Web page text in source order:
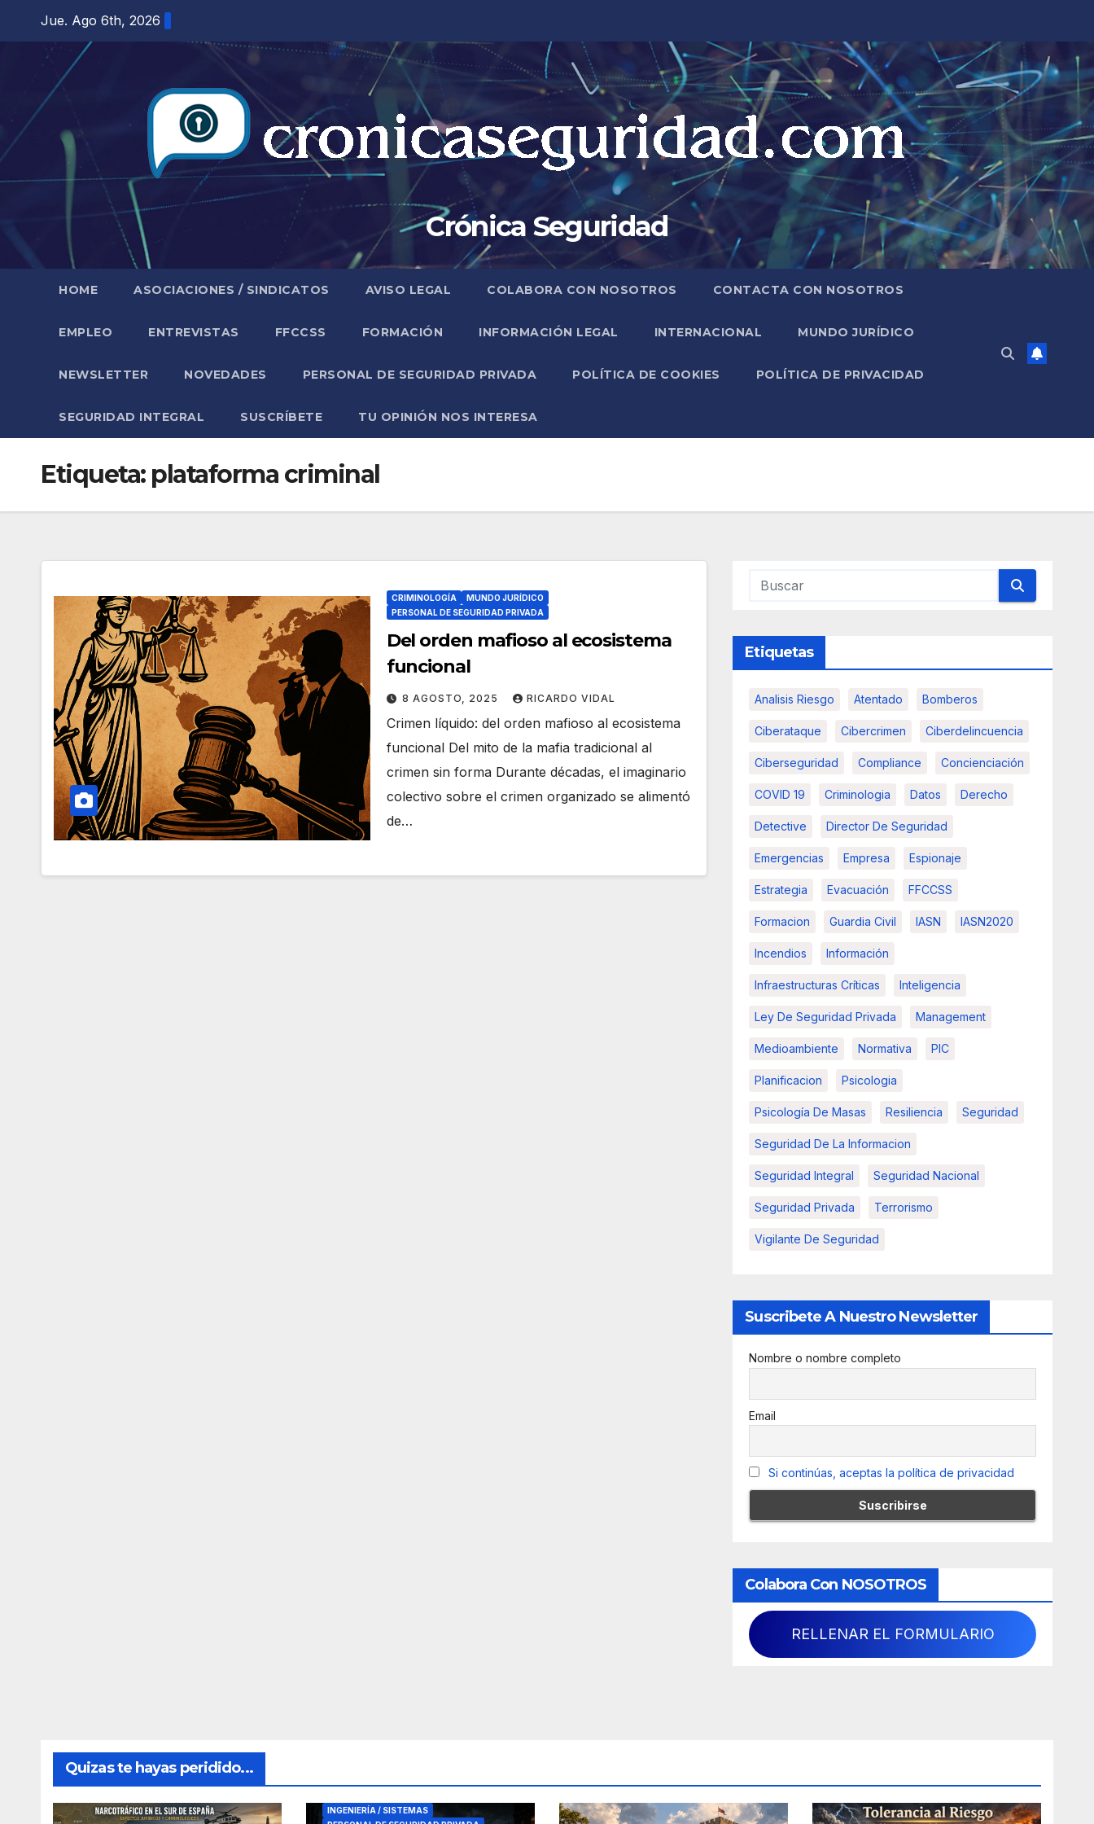
contenido
Jue. Ago 6th, 2026
Crónica Seguridad
HOME ASOCIACIONES / SINDICATOS AVISO LEGAL COLABORA CON NOSOTROS CONTACTA CON NOSOTROS
EMPLEO ENTREVISTAS FFCCSS FORMACIÓN INFORMACIÓN LEGAL INTERNACIONAL MUNDO JURÍDICO
NEWSLETTER NOVEDADES PERSONAL DE SEGURIDAD PRIVADA POLÍTICA DE COOKIES POLÍTICA DE PRIVACIDAD
SEGURIDAD INTEGRAL SUSCRÍBETE TU OPINIÓN NOS INTERESA
Etiqueta: plataforma criminal
CRIMINOLOGÍA
MUNDO JURÍDICO
PERSONAL DE SEGURIDAD PRIVADA
Del orden mafioso al ecosistema
funcional
8 AGOSTO, 2025 RICARDO VIDAL
Crimen líquido: del orden mafioso al ecosistema
funcional Del mito de la mafia tradicional al
crimen sin forma Durante décadas, el imaginario
colectivo sobre el crimen organizado se alimentó
de…
Etiquetas
Analisis Riesgo Atentado Bomberos
Ciberataque Cibercrimen Ciberdelincuencia
Ciberseguridad Compliance Concienciación
COVID 19 Criminologia Datos Derecho
Detective Director De Seguridad
Emergencias Empresa Espionaje
Estrategia Evacuación FFCCSS
Formacion Guardia Civil IASN IASN2020
Incendios Información
Infraestructuras Críticas Inteligencia
Ley De Seguridad Privada Management
Medioambiente Normativa PIC
Planificacion Psicologia
Psicología De Masas Resiliencia Seguridad
Seguridad De La Informacion
Seguridad Integral Seguridad Nacional
Seguridad Privada Terrorismo
Vigilante De Seguridad
Suscribete A Nuestro Newsletter
Nombre o nombre completo
Email
Si continúas, aceptas la política de privacidad
Colabora Con NOSOTROS
RELLENAR EL FORMULARIO
Quizas te hayas peridido...
INGENIERÍA / SISTEMAS